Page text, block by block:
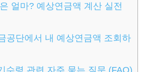
얼마? 예상연금액 계산 실전
공단에서 내 예상연금액 조회하
수령 관련 자주 묻는 질문 (FAQ)